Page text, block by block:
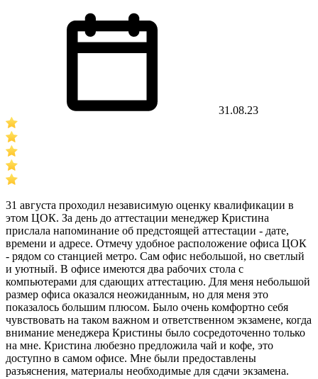
31.08.23
31 августа проходил независимую оценку квалификации в
этом ЦОК. За день до аттестации менеджер Кристина
прислала напоминание об предстоящей аттестации - дате,
времени и адресе. Отмечу удобное расположение офиса ЦОК
- рядом со станцией метро. Сам офис небольшой, но светлый
и уютный. В офисе имеются два рабочих стола с
компьютерами для сдающих аттестацию. Для меня небольшой
размер офиса оказался неожиданным, но для меня это
показалось большим плюсом. Было очень комфортно себя
чувствовать на таком важном и ответственном экзамене, когда
внимание менеджера Кристины было сосредоточенно только
на мне. Кристина любезно предложила чай и кофе, это
доступно в самом офисе. Мне были предоставлены
разъяснения, материалы необходимые для сдачи экзамена.